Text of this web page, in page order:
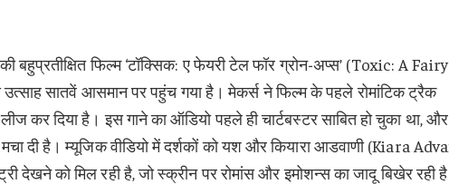
फिल्म ‘टॉक्सिक: ए फेयरी टेल फॉर ग्रोन-अप्स’ (Toxic: A Fairy
सातवें आसमान पर पहुंच गया है। मेकर्स ने फिल्म के पहले रोमांटिक ट्रैक
कर दिया है। इस गाने का ऑडियो पहले ही चार्टबस्टर साबित हो चुका था,
दी है। म्यूजिक वीडियो में दर्शकों को यश और कियारा आडवाणी (Kiara
को मिल रही है, जो स्क्रीन पर रोमांस और इमोशन्स का जादू बिखेर रही